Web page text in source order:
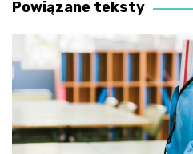
Powiązane teksty